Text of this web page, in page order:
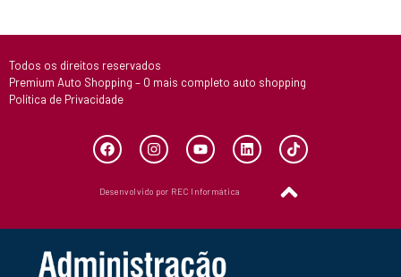
Todos os direitos reservados
Premium Auto Shopping – O mais completo auto shopping
Política de Privacidade
Desenvolvido por REC Informática